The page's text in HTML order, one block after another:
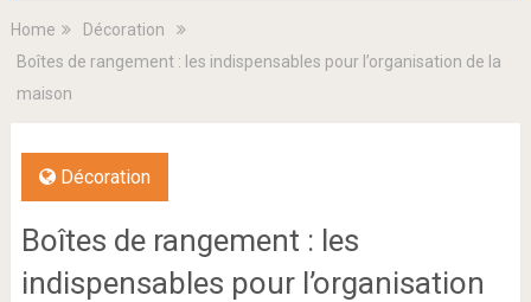
Home
Décoration
Boîtes de rangement : les indispensables pour l’organisation de la
maison
Décoration
Boîtes de rangement : les
indispensables pour l’organisation